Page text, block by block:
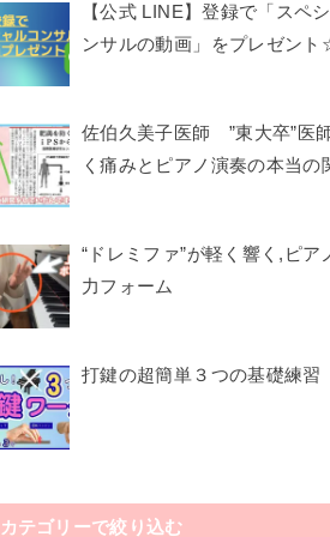
【公式 LINE】登録で「スペ
ンサルの動画」をプレゼン
佐伯久美子医師 ”東大卒”医
く痛みとピアノ演奏の本当の
“ドレミファ”が軽く響く,ピア
力フォーム
打鍵の超簡単３つの基礎練習
カテゴリーで絞り込む